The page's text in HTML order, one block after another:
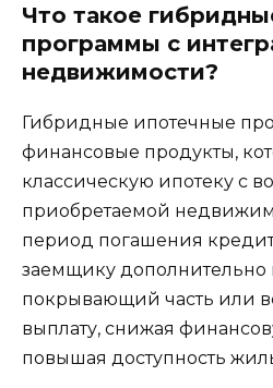
Что такое
программы с
недвижимости?
Гибридные ипотечные
финансовые продукты,
классическую ипотеку с
приобретаемой
период погашения
заемщику дополнительно
покрывающий часть или
выплату, снижая
повышая доступность